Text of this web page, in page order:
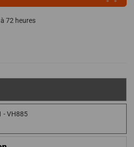
72 heures
- VH885